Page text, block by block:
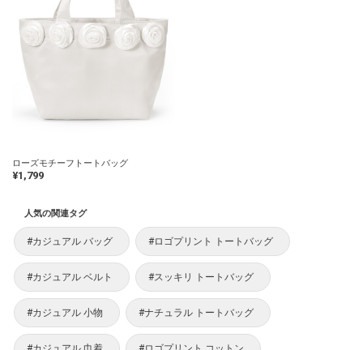
ローズモチーフトートバッグ
¥1,799
人気の関連タグ
#カジュアル バッグ #ロゴプリント トートバッグ
#カジュアル ベルト #スッキリ トートバッグ
#カジュアル 小物 #ナチュラル トートバッグ